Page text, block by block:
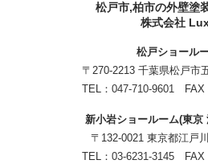
松戸市,柏市の外壁塗
株式会社
松戸ショール
〒270-2213 千葉県松戸市
TEL： 047-710-9601 FAX
新小岩ショールーム(東京
〒132-0021 東京都江戸
TEL： 03-6231-3145 FAX